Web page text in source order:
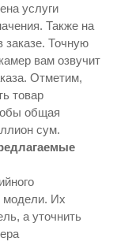
услуги
Также на
заказе. Точную
вам озвучит
Отметим,
товар
общая
сум.
модели. Их
а уточнить